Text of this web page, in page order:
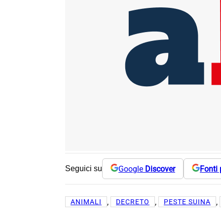
Seguici su Google Discover Fonti
ANIMALI , DECRETO , PESTE SUINA ,